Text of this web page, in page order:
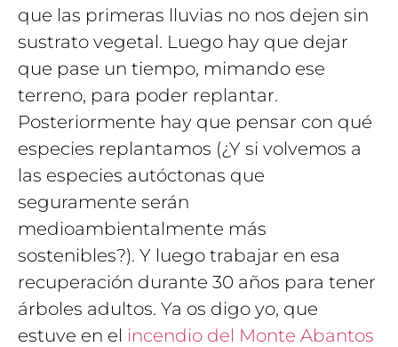
que las primeras lluvias no nos dejen sin
sustrato vegetal. Luego hay que dejar
que pase un tiempo, mimando ese
terreno, para poder replantar.
Posteriormente hay que pensar con qué
especies replantamos (¿Y si volvemos a
las especies autóctonas que
seguramente serán
medioambientalmente más
sostenibles?). Y luego trabajar en esa
recuperación durante 30 años para tener
árboles adultos. Ya os digo yo, que
estuve en el incendio del Monte Abantos